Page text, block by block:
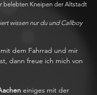
belebten Kneipen der Altstadt
wissen nur du und Callboy
dem Fahrrad und mir
dann freue ich mich von
einiges mit der